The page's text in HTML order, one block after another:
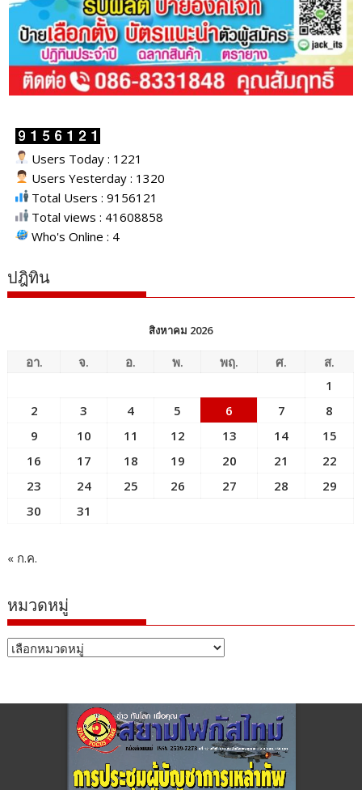
Users Today : 1221
Users Yesterday : 1320
Total Users : 9156121
Total views : 41608858
Who's Online : 4
ปฎิทิน
สิงหาคม 2026
อา. จ. อ. พ. พฤ. ศ.
ส.
1
2
3 4 5 6 7
8
9
10 11 12 13 14
15
16
17 18 19 20 21
22
23
24 25 26 27 28
29
30
31
« ก.ค.
หมวดหมู่
หมวด